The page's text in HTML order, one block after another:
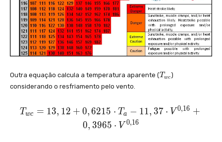
{
2
2
}
Outra equação calcula a temperatura aparente (T
c
T wc)
considerando o resfriamento pelo vento.
T
Twc = 13, 12 + 0, 6215 ⋅ Ta − 11, 37 ⋅ V 0,16 +
0, 3965 ⋅ V 0,16